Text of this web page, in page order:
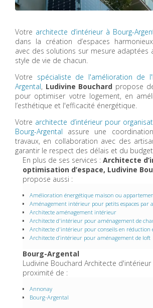
Votre architecte d’intérieur à Bourg-
dans la création d’espaces
avec des solutions sur mesure adaptées
style de vie de chacun.
Votre spécialiste de l'amélioration de
Argental, Ludivine Bouchard propose
pour optimiser votre logement, en
l’esthétique et l'efficacité énergétique.
Votre architecte d’intérieur pour
Bourg-Argental assure une
travaux, en collaboration avec des
garantir le respect des délais et du
En plus de ses services : Architecte
optimisation d’espace, Ludivine
propose aussi :
Amélioration énergétique maison ou
Aménagement intérieur pour petits espaces par
Architecte aménagement intérieur
Architecte d'intérieur pour aménagement de
Architecte d'intérieur pour conseils en réduction
Architecte d’intérieur pour aménagement de loft
Bourg-Argental
Ludivine Bouchard Architecte
proximité de :
Annonay
Bourg-Argental